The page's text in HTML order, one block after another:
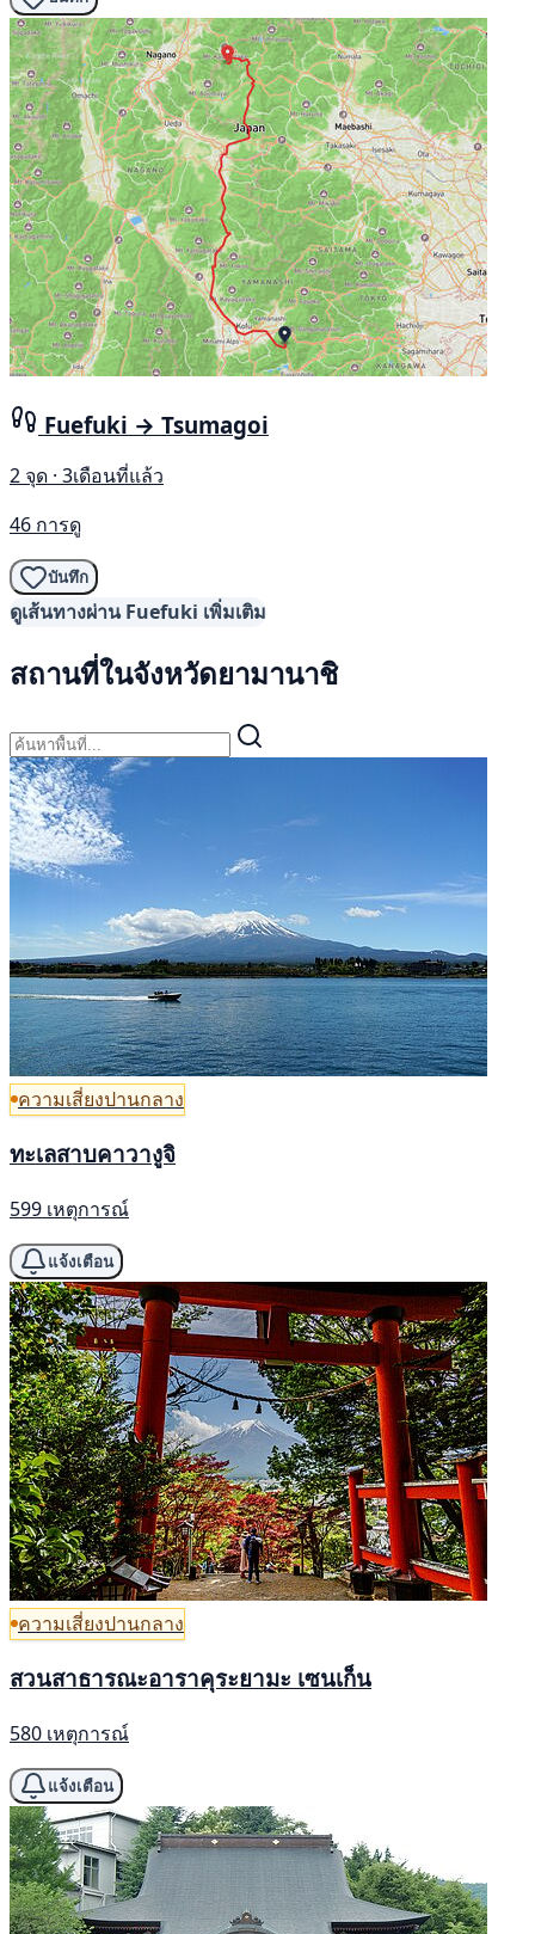
Fuefuki → Tsumagoi
2 จุด · 3เดือนที่แล้ว
46 การดู
บันทึก
ดูเส้นทางผ่าน Fuefuki เพิ่มเติม
สถานที่ในจังหวัดยามานาชิ
ความเสี่ยงปานกลาง
ทะเลสาบคาวางูจิ
599 เหตุการณ์
แจ้งเตือน
ความเสี่ยงปานกลาง
สวนสาธารณะอาราคุระยามะ เซนเก็น
580 เหตุการณ์
แจ้งเตือน